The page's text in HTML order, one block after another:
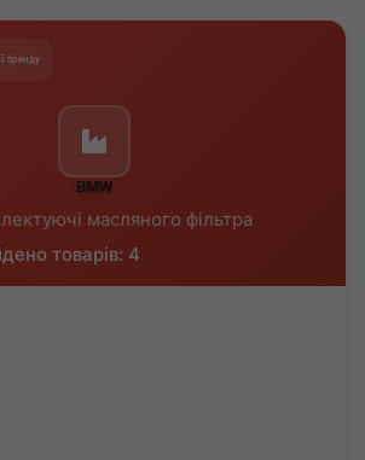
бренду
BMW
масляного фільтра
товарів: 4